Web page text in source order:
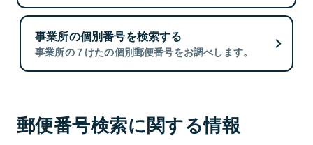
事業所の個別番号を検索する
事業所の７けたの個別郵便番号をお調べします。
郵便番号検索に関する情報